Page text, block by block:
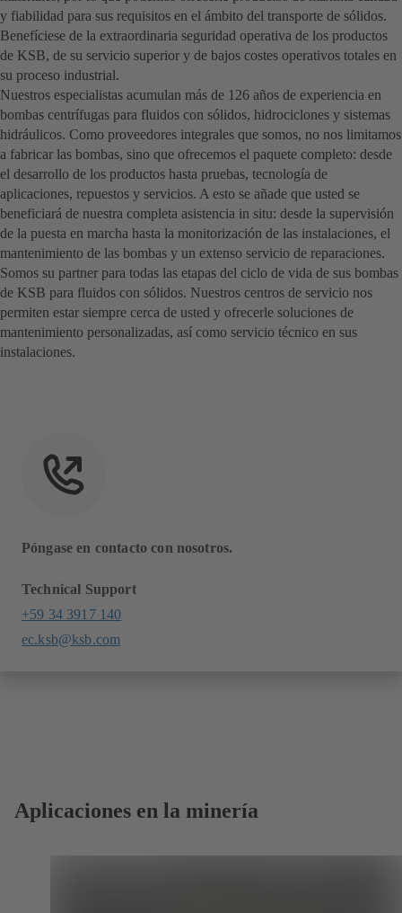
y fiabilidad para sus requisitos en el ámbito del transporte de sólidos.
Benefíciese de la extraordinaria seguridad operativa de los productos
de KSB, de su servicio superior y de bajos costes operativos totales en
su proceso industrial.
Nuestros especialistas acumulan más de 126 años de experiencia en
bombas centrífugas para fluidos con sólidos, hidrociclones y sistemas
hidráulicos. Como proveedores integrales que somos, no nos limitamos
a fabricar las bombas, sino que ofrecemos el paquete completo: desde
el desarrollo de los productos hasta pruebas, tecnología de
aplicaciones, repuestos y servicios. A esto se añade que usted se
beneficiará de nuestra completa asistencia in situ: desde la supervisión
de la puesta en marcha hasta la monitorización de las instalaciones, el
mantenimiento de las bombas y un extenso servicio de reparaciones.
Somos su partner para todas las etapas del ciclo de vida de sus bombas
de KSB para fluidos con sólidos. Nuestros centros de servicio nos
permiten estar siempre cerca de usted y ofrecerle soluciones de
mantenimiento personalizadas, así como servicio técnico en sus
instalaciones.
Póngase en contacto con nosotros.
Technical Support
+59 34 3917 140
ec.ksb@ksb.com
Aplicaciones en la minería